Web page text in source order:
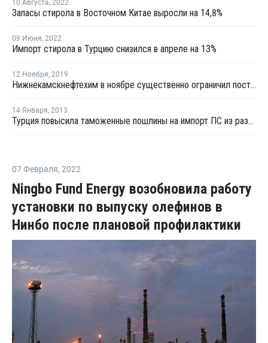
10 Августа, 2022
Запасы стирола в Восточном Китае выросли на 14,8%
09 Июня, 2022
Импорт стирола в Турцию снизился в апреле на 13%
12 Ноября, 2019
Нижнекамскнефтехим в ноябре существенно ограничил поставки ПС на украинский рынок
14 Января, 2013
Турция повысила таможенные пошлины на импорт ПС из развивающихся стран на 3%
07 Февраля, 2022
Ningbo Fund Energy возобновила работу
установки по выпуску олефинов в
Нинбо после плановой профилактики